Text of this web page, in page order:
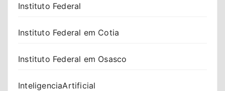
Instituto Federal
Instituto Federal em Cotia
Instituto Federal em Osasco
InteligenciaArtificial